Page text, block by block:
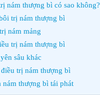
nám thượng bì có sao không?
trị nám thượng bì
nám mảng
trị nám thượng bì
sâu khác
trị nám thượng bì
nám thượng bì tái phát